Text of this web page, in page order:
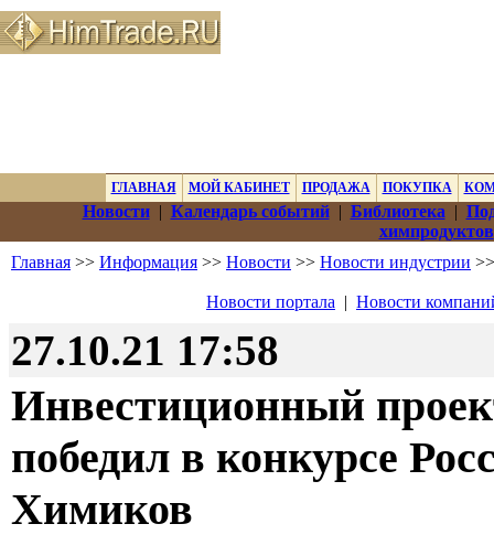
ГЛАВНАЯ МОЙ КАБИНЕТ ПРОДАЖА ПОКУПКА
Новости| Календарь событий| Библиотека |
химпродуктов
Главная >> Информация >> Новости >> Новости индустрии
Новости портала | Новости
27.10.21 17:58
Инвестиционный
победил в конкурсе
Химиков